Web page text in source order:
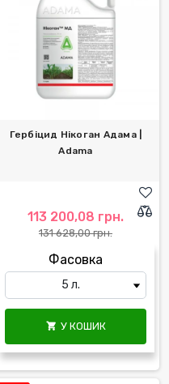
Гербіцид Нікоган Адама |
Аdama
113 200,08 грн.
131 628,00 грн.
Фасовка
 У КОШИК